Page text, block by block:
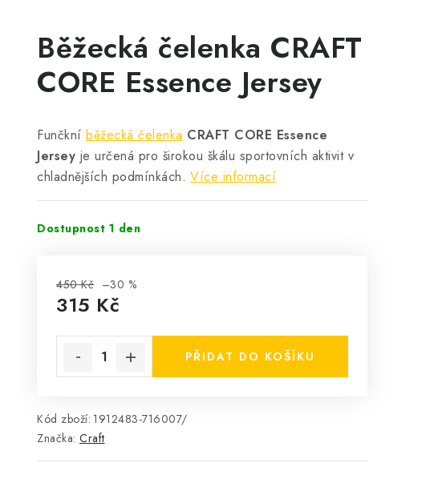
Běžecká čelenka CRAFT
CORE Essence Jersey
Funčkní běžecká čelenka CRAFT CORE Essence
Jersey je určená pro širokou škálu sportovních aktivit v
chladnějších podmínkách. Více informací
Dostupnost 1 den
450 Kč –30 %
315 Kč
PŘIDAT DO KOŠÍKU
Kód zboží: 1912483-716007/
Značka: Craft